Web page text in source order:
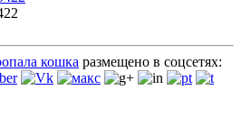
кошка размещено в соцсетях: